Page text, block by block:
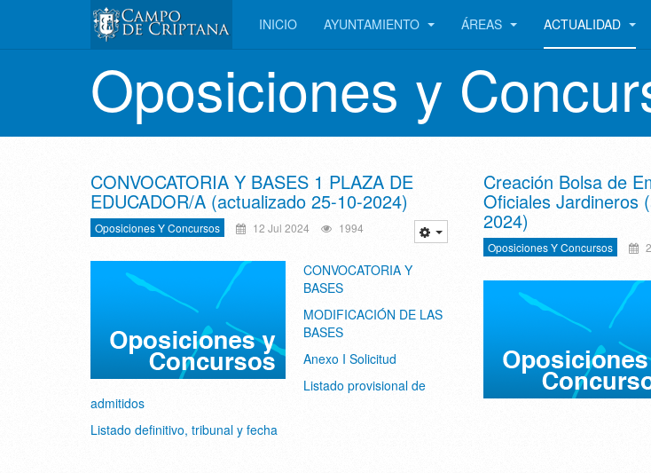
INICIO AYUNTAMIENTO ÁREAS ACTUALIDAD
Oposiciones y
CONVOCATORIA Y BASES 1 PLAZA DE
EDUCADOR/A (actualizado 25-10-2024)
Oposiciones Y Concursos 12 Jul 2024 1994
CONVOCATORIA Y
BASES
MODIFICACIÓN DE LAS
BASES
Anexo I Solicitud
Listado provisional de
admitidos
Listado definitivo, tribunal y fecha
Creación Bolsa de
Oficiales Jardineros
2024)
Oposiciones Y Concursos